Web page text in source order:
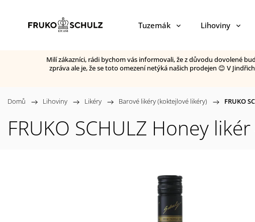
Tuzemák Lihoviny
Milí zákazníci, rádi bychom vás informovali, že z důvodu dovolené
zpráva ale je, že se toto omezení netýká našich prodejen 😊 V
Domů / Lihoviny / Likéry / Barové likéry (koktejlové likéry) / FRUKO
FRUKO SCHULZ Honey